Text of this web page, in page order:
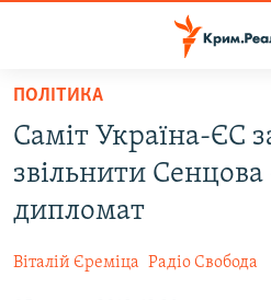
Перейти
основного
матеріалу
до
основної
БЛОГИ
ПОЛІТИКА
Саміт Україна-ЄС
звільнити
дипломат
Віталій Єреміца Радіо Свобода